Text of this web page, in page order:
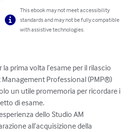
This ebook may not meet accessibility
standards and may not be fully compatible
with assistive technologies.
prima volta l’esame per il rilascio
Professional (PMP®)
un utile promemoria per ricordare i
di esame.
dello Studio AM
all’acquisizione della